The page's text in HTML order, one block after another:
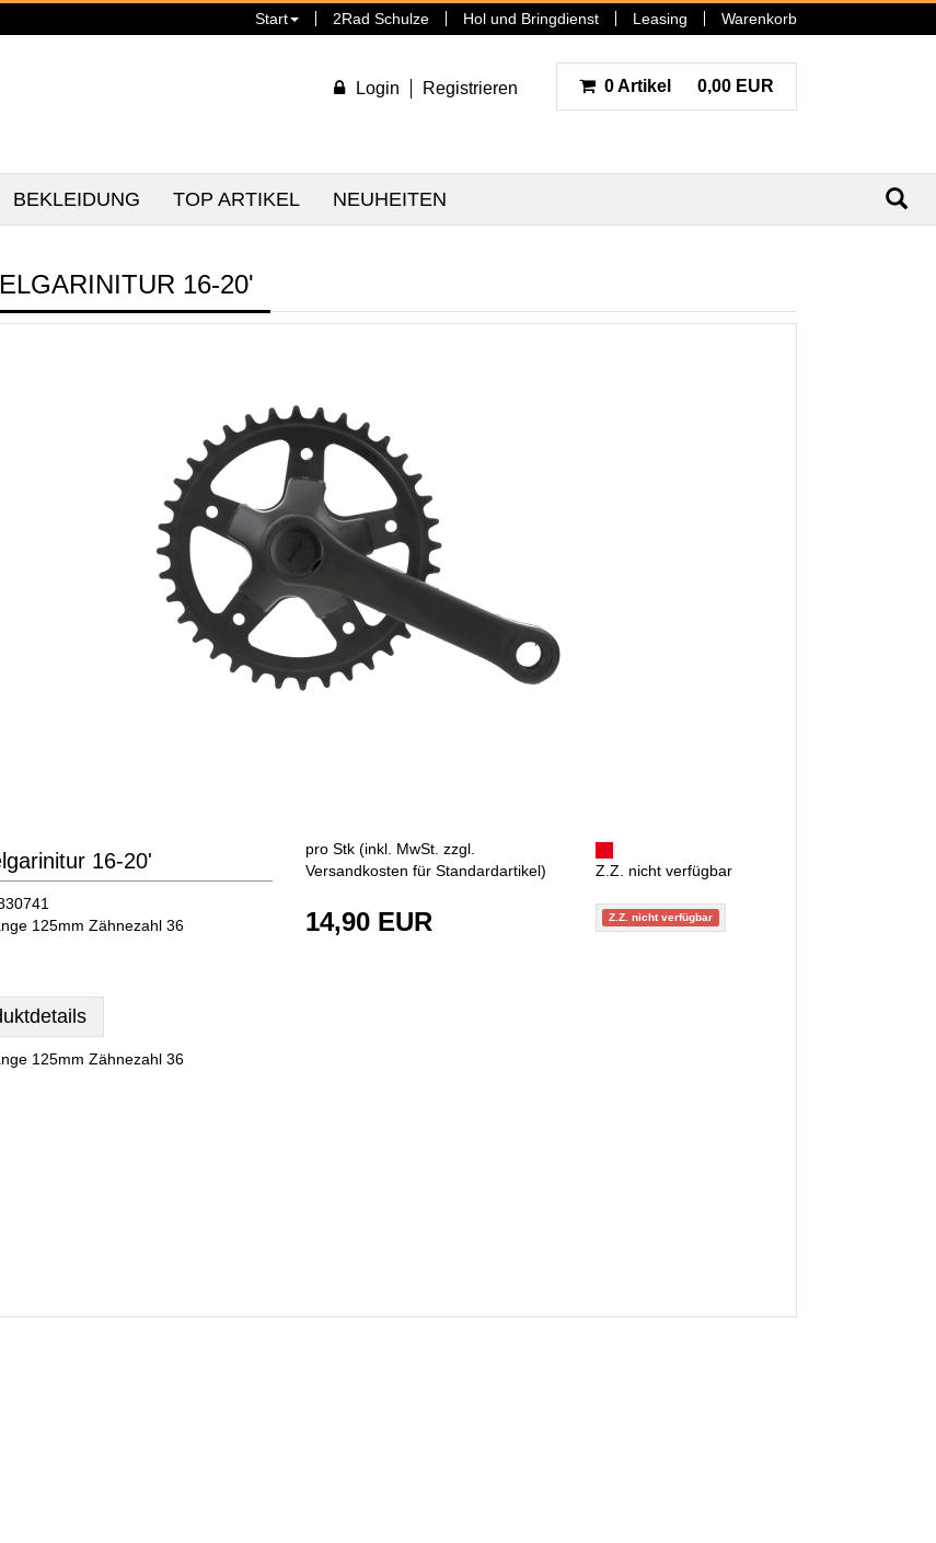
Start 2Rad Schulze Hol und Bringdienst Leasing Warenkorb
Login Registrieren 0 Artikel 0,00 EUR
BEKLEIDUNG TOP ARTIKEL NEUHEITEN
16-20'
16-20'
125mm Zähnezahl 36
pro Stk (inkl. MwSt. zzgl.
Versandkosten für Standardartikel)
14,90 EUR
Z.Z. nicht verfügbar
Z.Z. nicht verfügbar
125mm Zähnezahl 36